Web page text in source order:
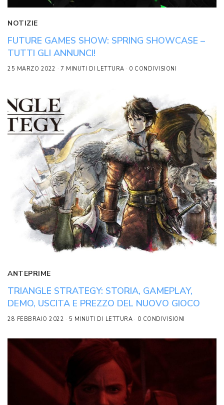
NOTIZIE
FUTURE GAMES SHOW: SPRING SHOWCASE –
TUTTI GLI ANNUNCI!
25 MARZO 2022 7 MINUTI DI LETTURA 0 CONDIVISIONI
ANTEPRIME
TRIANGLE STRATEGY: STORIA, GAMEPLAY,
DEMO, USCITA E PREZZO DEL NUOVO GIOCO
28 FEBBRAIO 2022 5 MINUTI DI LETTURA 0 CONDIVISIONI